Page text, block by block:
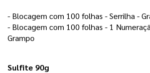
- Blocagem com 100 folhas - Serrilha -
- Blocagem com 100 folhas - 1
Grampo
Sulfite 90g